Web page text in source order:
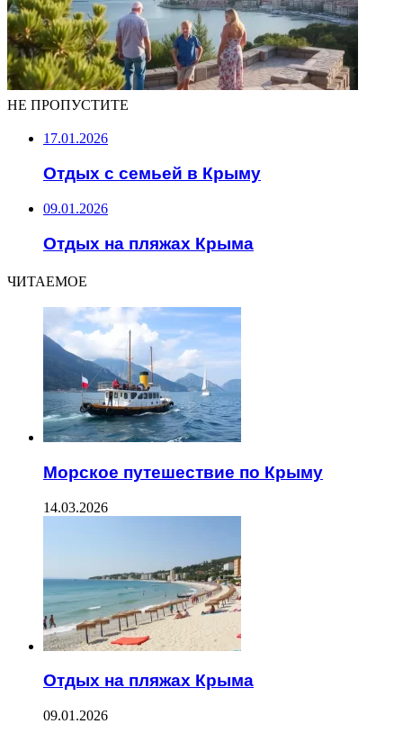
НЕ ПРОПУСТИТЕ
17.01.2026
Отдых с семьей в Крыму
09.01.2026
Отдых на пляжах Крыма
ЧИТАЕМОЕ
Морское путешествие по Крыму
14.03.2026
Отдых на пляжах Крыма
09.01.2026